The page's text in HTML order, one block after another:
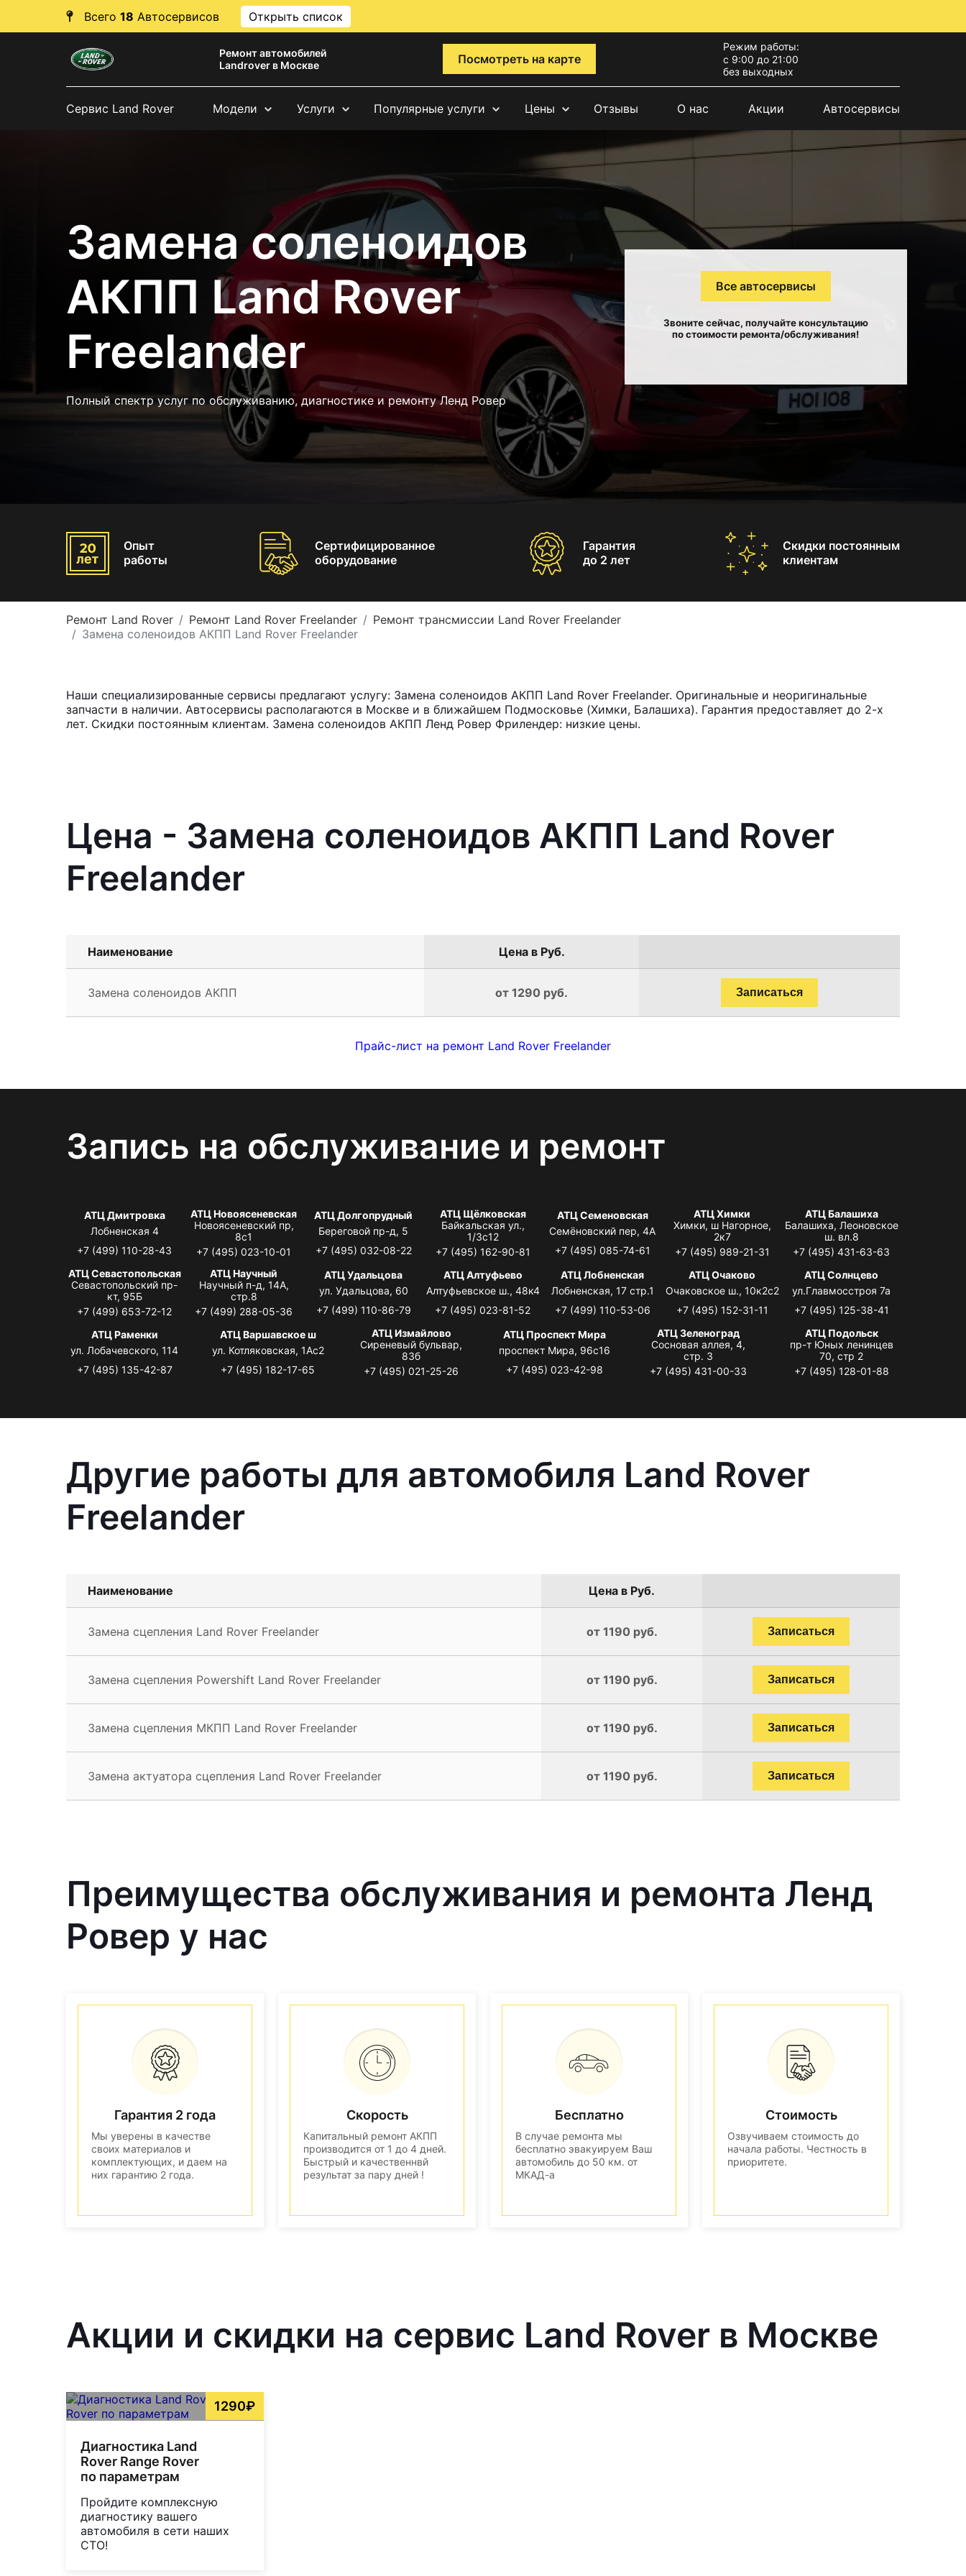
Всего 18 Автосервисов Открыть список
Ремонт автомобилей
Landrover в Москве
Посмотреть на карте
Режим работы:
с 9:00 до 21:00
без выходных
Сервис Land Rover Модели Услуги Популярные услуги Цены Отзывы О нас Акции Автосервисы
Замена соленоидов
АКПП Land Rover
Freelander
Полный спектр услуг по обслуживанию, диагностике и ремонту Ленд Ровер
Все автосервисы
Звоните сейчас, получайте консультацию
по стоимости ремонта/обслуживания!
Опыт
работы
Сертифицированное
оборудование
Гарантия
до 2 лет
Скидки постоянным
клиентам
Ремонт Land Rover Ремонт Land Rover Freelander
Ремонт трансмиссии Land Rover Freelander
Замена соленоидов АКПП Land Rover Freelander
Наши специализированные сервисы предлагают услугу: Замена соленоидов АКПП Land Rover Freelander. Оригинальные и неоригинальные
запчасти в наличии. Автосервисы располагаются в Москве и в ближайшем Подмосковье (Химки, Балашиха). Гарантия предоставляет до 2-х
лет. Скидки постоянным клиентам. Замена соленоидов АКПП Ленд Ровер Фрилендер: низкие цены.
Цена - Замена соленоидов АКПП Land Rover
Freelander
Наименование Цена в Руб.
Замена соленоидов АКПП от 1290 руб. Записаться
Прайс-лист на ремонт Land Rover Freelander
Запись на обслуживание и ремонт
АТЦ Дмитровка
Лобненская 4
+7 (499) 110-28-43
АТЦ Новоясеневская
Новоясеневский пр,
8с1
+7 (495) 023-10-01
АТЦ Долгопрудный
Береговой пр-д, 5
+7 (495) 032-08-22
АТЦ Щёлковская
Байкальская ул.,
1/3с12
+7 (495) 162-90-81
АТЦ Семеновская
Семёновский пер, 4А
+7 (495) 085-74-61
АТЦ Химки
Химки, ш Нагорное,
2к7
+7 (495) 989-21-31
АТЦ Балашиха
Балашиха, Леоновское
ш. вл.8
+7 (495) 431-63-63
АТЦ Севастопольская
Севастопольский пр-
кт, 95Б
+7 (499) 653-72-12
АТЦ Научный
Научный п-д, 14А,
стр.8
+7 (499) 288-05-36
АТЦ Удальцова
ул. Удальцова, 60
+7 (499) 110-86-79
АТЦ Алтуфьево
Алтуфьевское ш., 48к4
+7 (495) 023-81-52
АТЦ Лобненская
Лобненская, 17 стр.1
+7 (499) 110-53-06
АТЦ Очаково
Очаковское ш., 10к2с2
+7 (495) 152-31-11
АТЦ Солнцево
ул.Главмосстроя 7а
+7 (495) 125-38-41
АТЦ Раменки
ул. Лобачевского, 114
+7 (495) 135-42-87
АТЦ Варшавское ш
ул. Котляковская, 1Ас2
+7 (495) 182-17-65
АТЦ Измайлово
Сиреневый бульвар,
83б
+7 (495) 021-25-26
АТЦ Проспект Мира
проспект Мира, 96с16
+7 (495) 023-42-98
АТЦ Зеленоград
Сосновая аллея, 4,
стр. 3
+7 (495) 431-00-33
АТЦ Подольск
пр-т Юных ленинцев
70, стр 2
+7 (495) 128-01-88
Другие работы для автомобиля Land Rover
Freelander
Наименование Цена в Руб.
Замена сцепления Land Rover Freelander от 1190 руб. Записаться
Замена сцепления Powershift Land Rover Freelander от 1190 руб. Записаться
Замена сцепления МКПП Land Rover Freelander от 1190 руб. Записаться
Замена актуатора сцепления Land Rover Freelander от 1190 руб. Записаться
Преимущества обслуживания и ремонта Ленд
Ровер у нас
Гарантия 2 года
Мы уверены в качестве
своих материалов и
комплектующих, и даем на
них гарантию 2 года.
Скорость
Капитальный ремонт АКПП
производится от 1 до 4 дней.
Быстрый и качественнвй
результат за пару дней !
Бесплатно
В случае ремонта мы
бесплатно эвакуируем Ваш
автомобиль до 50 км. от
МКАД-а
Стоимость
Озвучиваем стоимость до
начала работы. Честность в
приоритете.
Акции и скидки на сервис Land Rover в Москве
1290₽
Диагностика Land
Rover Range Rover
по параметрам
Пройдите комплексную
диагностику вашего
автомобиля в сети наших
СТО!